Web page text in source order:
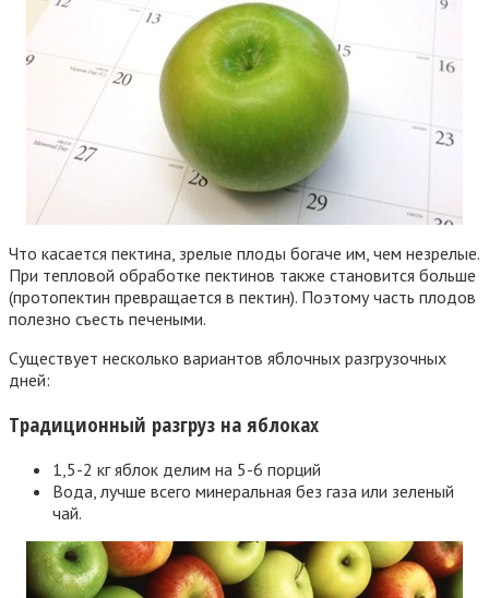
Что касается пектина, зрелые плоды богаче им, чем незрелые.
При тепловой обработке пектинов также становится больше
(протопектин превращается в пектин). Поэтому часть плодов
полезно съесть печеными.
Существует несколько вариантов яблочных разгрузочных
дней:
Традиционный разгруз на яблоках
1,5-2 кг яблок делим на 5-6 порций
Вода, лучше всего минеральная без газа или зеленый
чай.